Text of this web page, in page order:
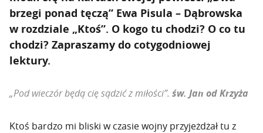
brzegi ponad tęczą” Ewa Pisula – Dąbrowska
w rozdziale „Ktoś”. O kogo tu chodzi? O co tu
chodzi? Zapraszamy do cotygodniowej
lektury.
„Pod wieczór będą cię sądzić z miłości”. św. Jan od Krzyża
Ktoś bardzo mi bliski w czasie wojny przyjeżdżał tu z